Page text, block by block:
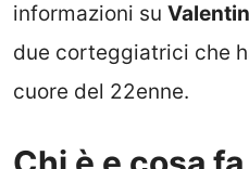
informazioni su
due corteggiatrici che
cuore del 22enne.